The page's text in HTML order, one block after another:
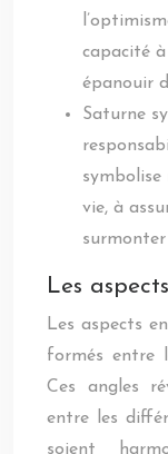
capacité
épanouir
Saturne
vie, à
surmonter
Les
Les aspects
formés entre
Ces angles
entre les
soient